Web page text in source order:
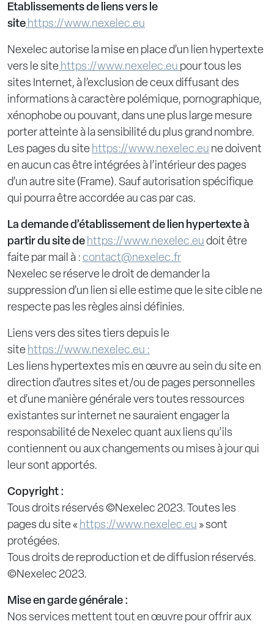
Etablissements de liens vers le
site https://www.nexelec.eu
Nexelec autorise la mise en place d’un lien hypertexte
vers le site https://www.nexelec.eu pour tous les
sites Internet, à l’exclusion de ceux diffusant des
informations à caractère polémique, pornographique,
xénophobe ou pouvant, dans une plus large mesure
porter atteinte à la sensibilité du plus grand nombre.
Les pages du site https://www.nexelec.eu ne doivent
en aucun cas être intégrées à l’intérieur des pages
d’un autre site (Frame). Sauf autorisation spécifique
qui pourra être accordée au cas par cas.
La demande d’établissement de lien hypertexte à
partir du sitede https://www.nexelec.eu doit être
faite par mail à : contact@nexelec.fr
Nexelec se réserve le droit de demander la
suppression d’un lien si elle estime que le site cible ne
respecte pas les règles ainsi définies.
Liens vers des sites tiers depuis le
site https://www.nexelec.eu :
Les liens hypertextes mis en œuvre au sein du site en
direction d’autres sites et/ou de pages personnelles
et d’une manière générale vers toutes ressources
existantes sur internet ne sauraient engager la
responsabilité de Nexelec quant aux liens qu’ils
contiennent ou aux changements ou mises à jour qui
leur sont apportés.
Copyright :
Tous droits réservés ©Nexelec 2023. Toutes les
pages du site « https://www.nexelec.eu » sont
protégées.
Tous droits de reproduction et de diffusion réservés.
©Nexelec 2023.
Mise en garde générale :
Nos services mettent tout en œuvre pour offrir aux